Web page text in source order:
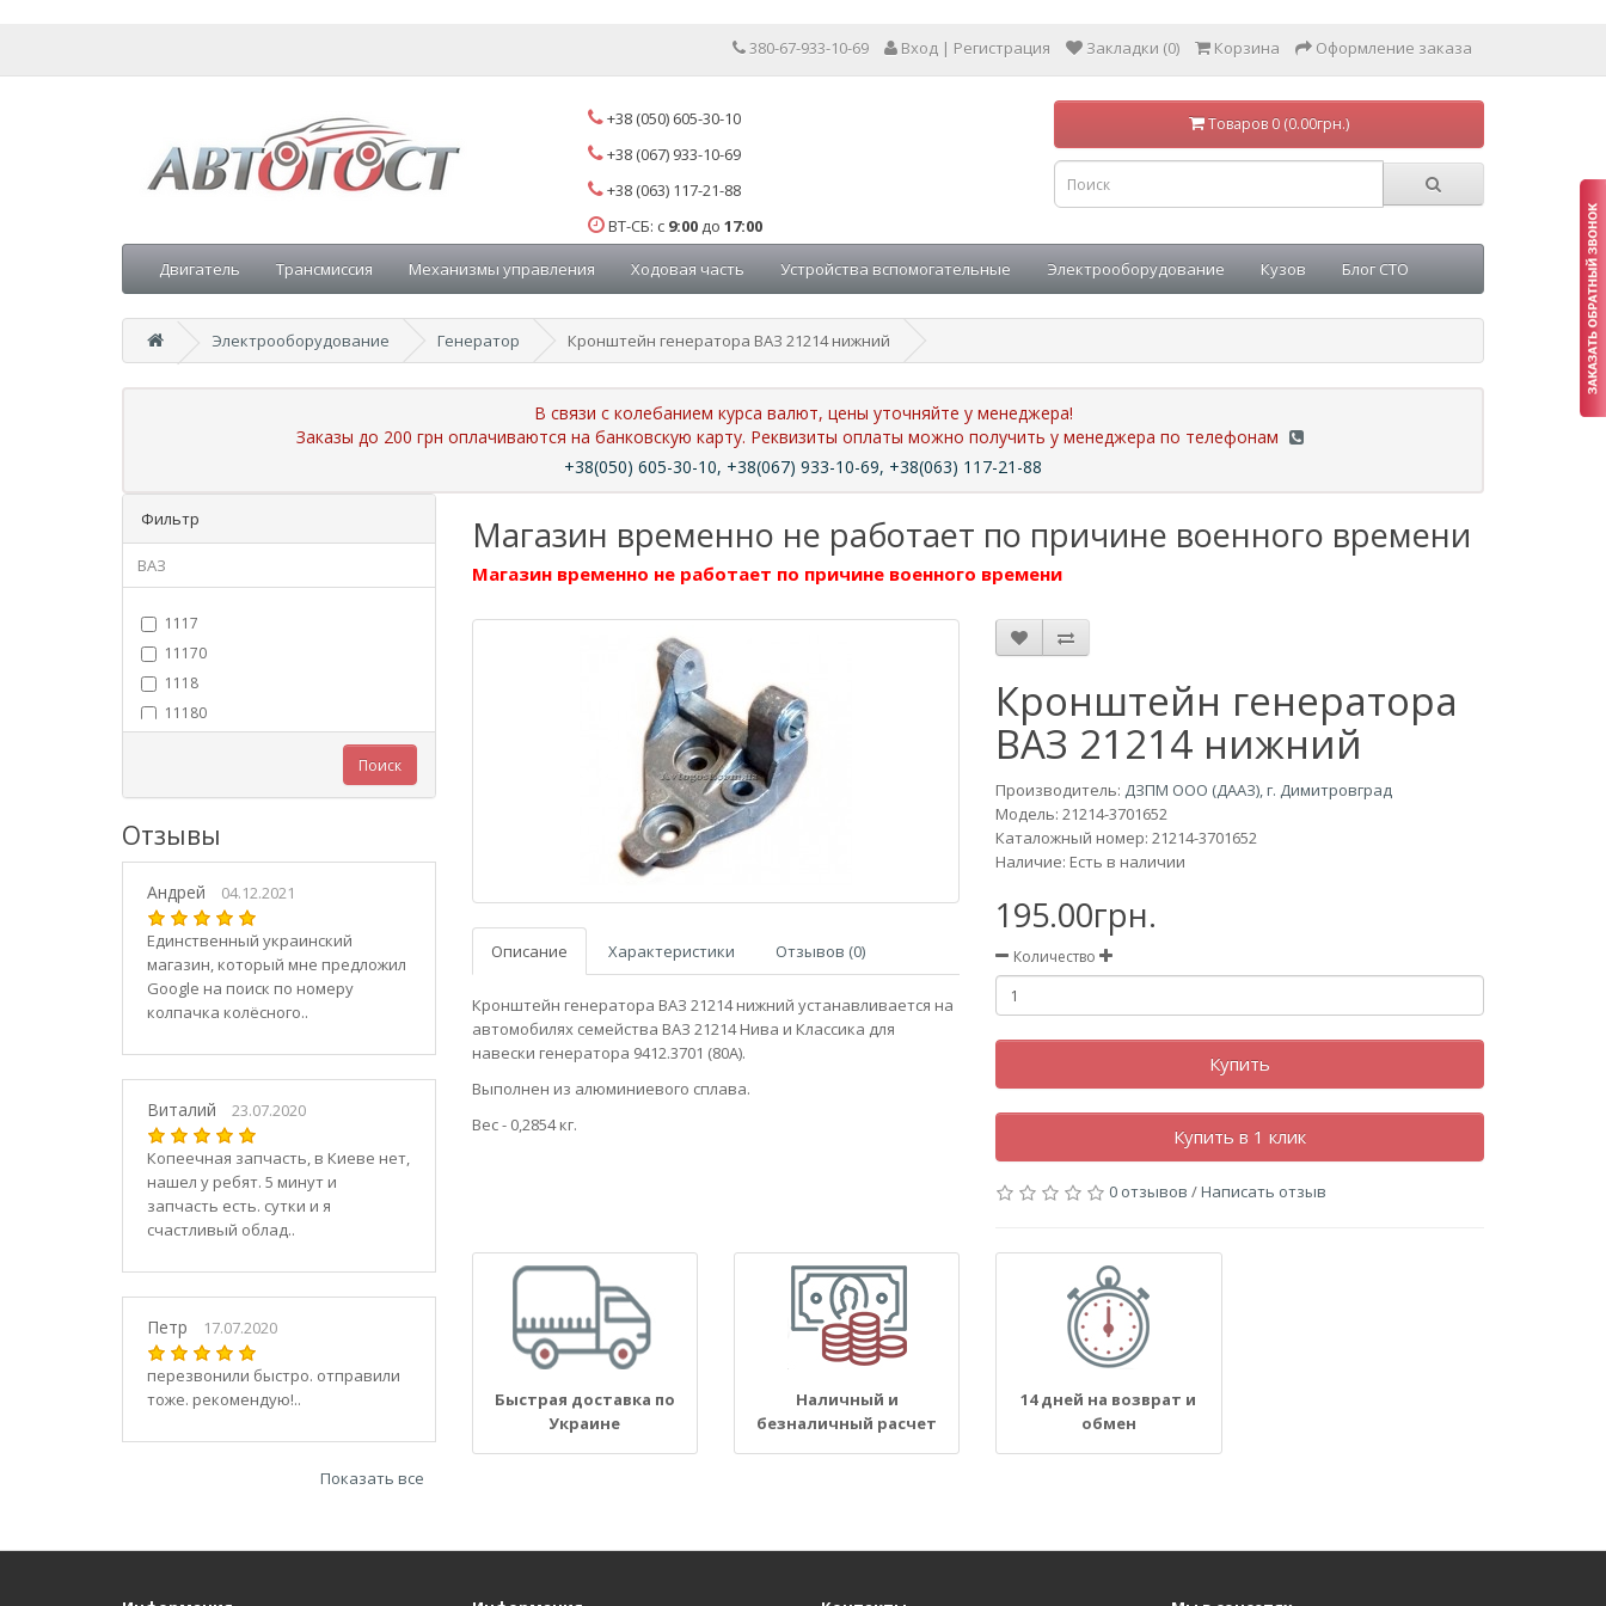
380-67-933-10-69 Вход | Регистрация Закладки (0) Корзина Оформление заказа
+38 (050) 605-30-10
+38 (067) 933-10-69
+38 (063) 117-21-88
ВТ-СБ: с 9:00 до 17:00
Товаров 0 (0.00грн.)
Двигатель Трансмиссия Механизмы управления Ходовая часть Устройства вспомогательные Электрооборудование Кузов Блог СТО
Электрооборудование Генератор Кронштейн генератора ВАЗ 21214 нижний
В связи с колебанием курса валют, цены уточняйте у менеджера!
Заказы до 200 грн оплачиваются на банковскую карту. Реквизиты оплаты можно получить у менеджера по телефонам
+38(050) 605-30-10, +38(067) 933-10-69, +38(063) 117-21-88
Фильтр
ВАЗ
1117
11170
1118
11180
11186
1119
11190
11194
2101
21010
2102
21020
21040
21044
21047
2107
21070
21073
21083
Поиск
Отзывы
Андрей 04.12.2021
Единственный украинский
магазин, который мне предложил
Google на поиск по номеру
колпачка колёсного..
Виталий 23.07.2020
Копеечная запчасть, в Киеве нет,
нашел у ребят. 5 минут и
запчасть есть. сутки и я
счастливый облад..
Петр 17.07.2020
перезвонили быстро. отправили
тоже. рекомендую!..
Показать все
Магазин временно не работает по причине военного времени
Магазин временно не работает по причине военного времени
Описание Характеристики Отзывов (0)
Кронштейн генератора ВАЗ 21214 нижний устанавливается на
автомобилях семейства ВАЗ 21214 Нива и Классика для
навески генератора 9412.3701 (80А).
Выполнен из алюминиевого сплава.
Вес - 0,2854 кг.
Кронштейн генератора
ВАЗ 21214 нижний
Производитель: ДЗПМ ООО (ДААЗ), г. Димитровград
Модель:21214-3701652
Каталожный номер: 21214-3701652
Наличие: Есть в наличии
195.00грн.
Количество
Купить
Купить в 1 клик
0 отзывов /Написать отзыв
Быстрая доставка по
Украине
Наличный и
безналичный расчет
14 дней на возврат и
обмен